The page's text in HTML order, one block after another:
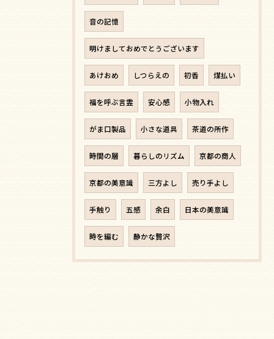
音の記憶
明けましておめでとうございます
あけおめ しつらえの 初香 煤払い
福を呼ぶ言霊 安心感 小物入れ
がま口製品 小さな道具 茶道の所作
時間の層 暮らしのリズム 京都の商人
京都の美意識 三方よし 売り手よし
手触り 五感 余白 日本の美意識
時を編む 静かな贅沢